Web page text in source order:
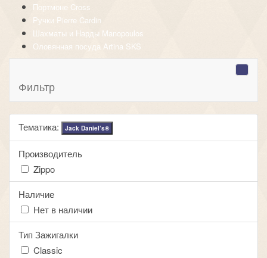
Портмоне Cross
Ручки Pierre Cardin
Шахматы и Нарды Manopoulos
Оловянная посуда Artina SKS
Фильтр
Тематика: Jack Daniel’s®
Производитель
Zippo
Наличие
Нет в наличии
Тип Зажигалки
Classic